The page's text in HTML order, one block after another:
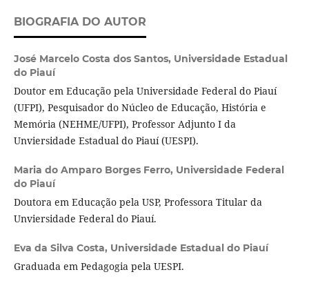
BIOGRAFIA DO AUTOR
José Marcelo Costa dos Santos, Universidade Estadual
do Piauí
Doutor em Educação pela Universidade Federal do Piauí
(UFPI), Pesquisador do Núcleo de Educação, História e
Memória (NEHME/UFPI), Professor Adjunto I da
Unviersidade Estadual do Piauí (UESPI).
Maria do Amparo Borges Ferro, Universidade Federal
do Piauí
Doutora em Educação pela USP, Professora Titular da
Unviersidade Federal do Piauí.
Eva da Silva Costa, Universidade Estadual do Piauí
Graduada em Pedagogia pela UESPI.